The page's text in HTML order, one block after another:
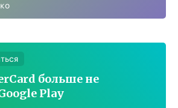
больше не
Play